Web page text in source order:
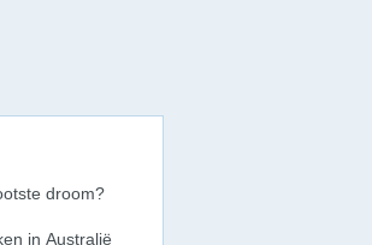
droom?
in Australië